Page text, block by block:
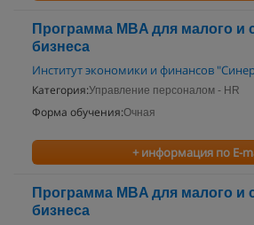
Программа MBA для малого и
бизнеса
Институт экономики и финансов
Категория:Управление персоналом - HR
Форма обучения:Очная
+ информация по E-
Программа MBA для малого и
бизнеса